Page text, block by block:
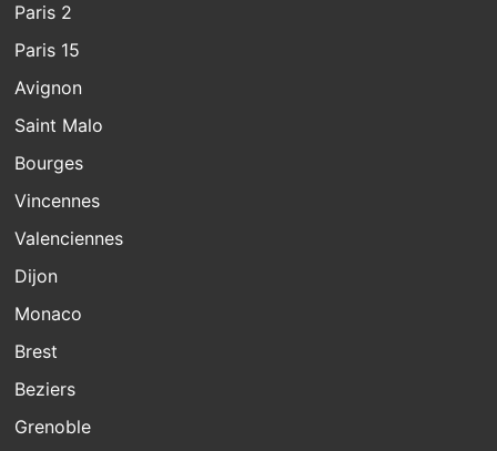
Paris 2
Paris 15
Avignon
Saint Malo
Bourges
Vincennes
Valenciennes
Dijon
Monaco
Brest
Beziers
Grenoble